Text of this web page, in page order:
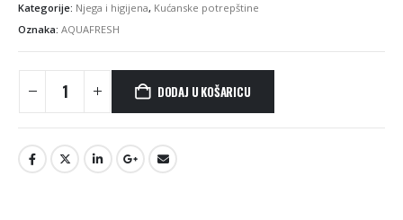
Kategorije: Njega i higijena, Kućanske potrepštine
Oznaka: AQUAFRESH
DODAJ U KOŠARICU